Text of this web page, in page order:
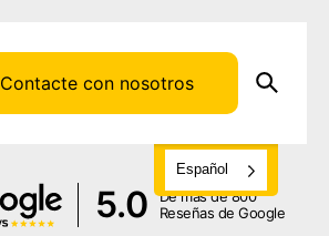
Contacte con nosotros
Español
5.0
De más de 800
Reseñas de Google